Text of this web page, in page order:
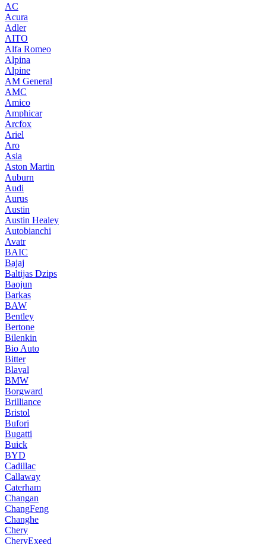
AC
Acura
Adler
AITO
Alfa Romeo
Alpina
Alpine
AM General
AMC
Amico
Amphicar
Arcfox
Ariel
Aro
Asia
Aston Martin
Auburn
Audi
Aurus
Austin
Austin Healey
Autobianchi
Avatr
BAIC
Bajaj
Baltijas Dzips
Baojun
Barkas
BAW
Bentley
Bertone
Bilenkin
Bio Auto
Bitter
Blaval
BMW
Borgward
Brilliance
Bristol
Bufori
Bugatti
Buick
BYD
Cadillac
Callaway
Caterham
Changan
ChangFeng
Changhe
Chery
CheryExeed